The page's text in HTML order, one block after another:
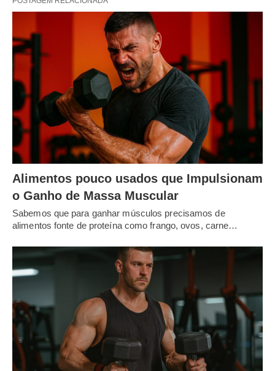
Alimentos pouco usados que Impulsionam
o Ganho de Massa Muscular
Sabemos que para ganhar músculos precisamos de
alimentos fonte de proteína como frango, ovos, carne…